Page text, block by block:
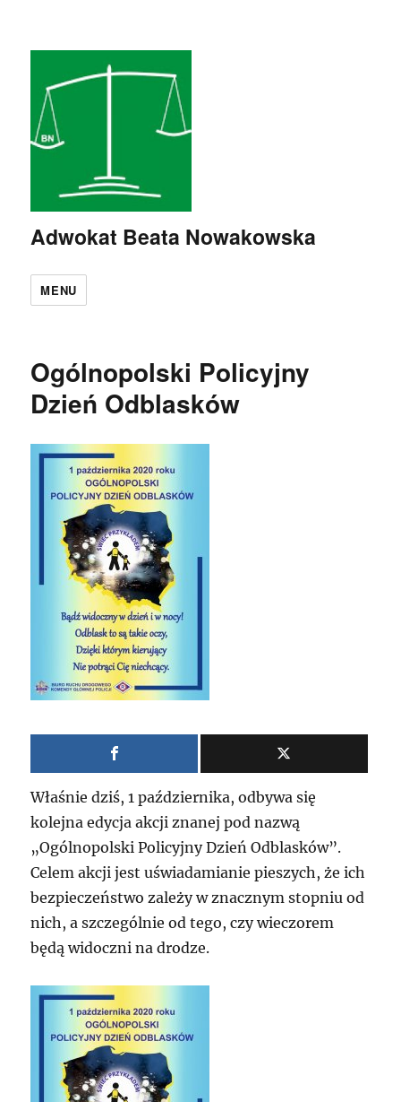
Adwokat Beata Nowakowska
MENU
Ogólnopolski Policyjny
Dzień Odblasków
Właśnie dziś, 1 października, odbywa się
kolejna edycja akcji znanej pod nazwą
„Ogólnopolski Policyjny Dzień Odblasków”.
Celem akcji jest uświadamianie pieszych, że ich
bezpieczeństwo zależy w znacznym stopniu od
nich, a szczególnie od tego, czy wieczorem
będą widoczni na drodze.